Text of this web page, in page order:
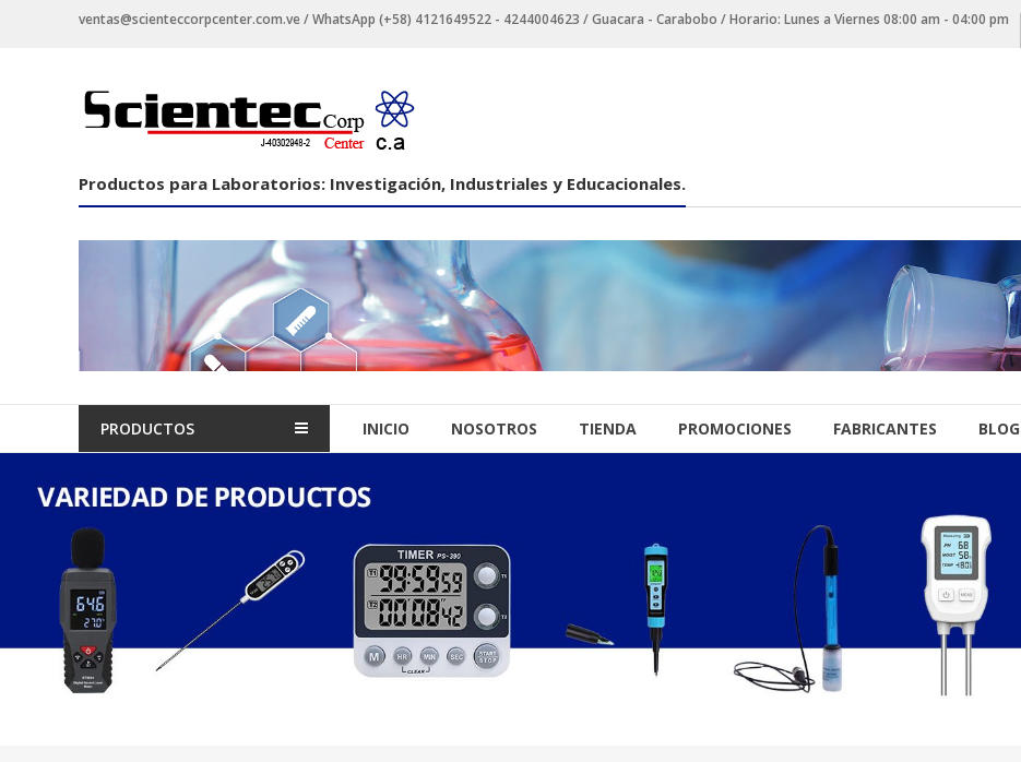
ventas@scienteccorpcenter.com.ve / WhatsApp (+58) 4121649522 - 4244004623 / Guacara - Carabobo / Horario: Lunes a Viernes 08:00 am - 04:00 pm
Productos
para
Laboratorios
Industriales
Educacionales.
Productos para Laboratorios: Investigación, Industriales y Educacionales.
PRODUCTOS INICIO NOSOTROS TIENDA PROMOCIONES FABRICANTES BLOG